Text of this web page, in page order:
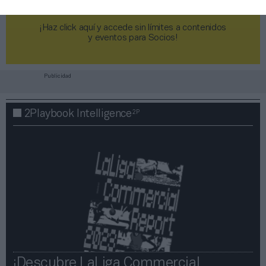
¡Haz click aquí y accede sin límites a contenidos
y eventos para Socios!​​​​​​​
Publicidad
2Playbook Intelligence2P